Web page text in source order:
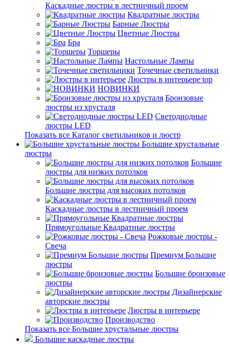
Каскадные люстры в лестничный проем
Квадратные люстры
Барные Люстры
Цветные Люстры
Бра
Торшеры
Настольные Лампы
Точечные светильники
Люстры в интерьере top
НОВИНКИ
Бронзовые
люстры из хрусталя
Светодиодные
люстры LED
Показать все Каталог светильников и люстр
Большие хрустальные
люстры
Большие
люстры для низких потолков
Большие люстры для высоких потолков
Каскадные люстры в лестничный проем
Прямоугольные Квадратные люстры
Рожковые люстры -
Свеча
Премиум Большие
люстры
Большие бронзовые
люстры
Дизайнерские
авторские люстры
Люстры в интерьере
Производство
Показать все Большие хрустальные люстры
Большие каскадные люстры